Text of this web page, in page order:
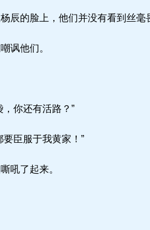
辰的脸上，他们并没有看到丝毫
讽他们。
你还有活路？”
臣服于我黄家！”
吼了起来。